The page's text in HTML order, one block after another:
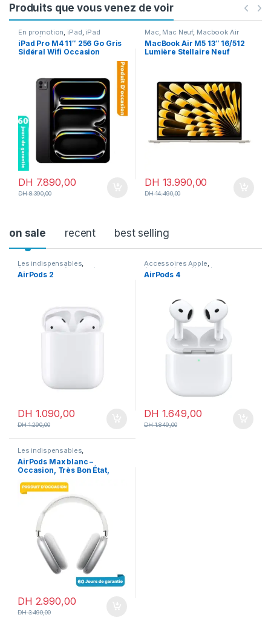
Produits que vous venez de voir
En promotion, iPad, iPad
occasion
iPad Pro M4 11″ 256 Go Gris
Sidéral Wifi Occasion
DH 7.890,00
DH8.390,00
Mac, Mac Neuf, Macbook Air
MacBook Air M5 13″ 16/512
Lumière Stellaire Neuf
DH 13.990,00
DH14.490,00
on sale recent best selling
Les indispensables,
Accessoires Accessoires
Apple,Airpods
AirPods 2
DH 1.090,00
DH1.290,00
Accessoires Apple,
Accessoires Airpods
AirPods 4
DH 1.649,00
DH1.849,00
Les indispensables,
Accessoires Accessoires
Apple,Airpods ,En promotion
AirPods Max blanc –
Occasion, Très Bon État,
DH 2.990,00
DH3.490,00